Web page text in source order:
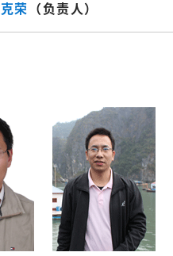
荣 （负责人）